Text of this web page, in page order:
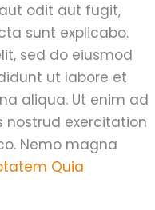
odit aut fugit,
sunt explicabo.
sed do eiusmod
ut labore et
aliqua. Ut enim ad
nostrud exercitation
Nemo magna
Quia